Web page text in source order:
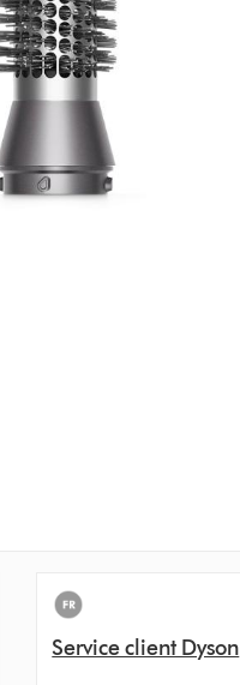
Service client Dyson